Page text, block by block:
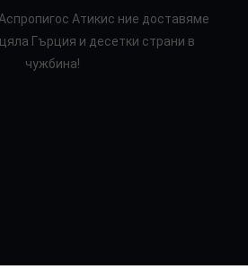
Атикис ние доставяме
Гърция и десетки страни в
чужбина!